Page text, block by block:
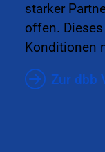
starker
offen.
Konditionen
Zur dbb